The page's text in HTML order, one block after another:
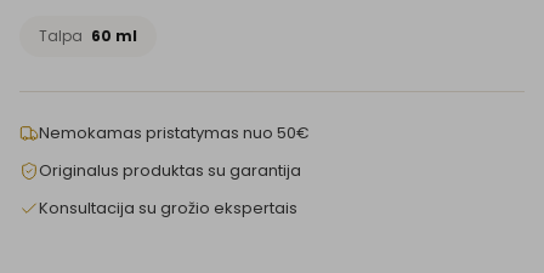
Talpa 60 ml
Nemokamas pristatymas nuo 50€
Originalus produktas su garantija
Konsultacija su grožio ekspertais